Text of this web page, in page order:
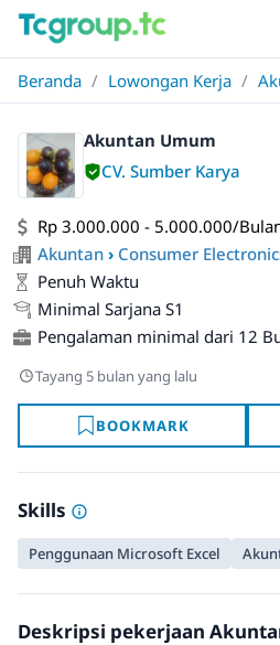
Beranda / Lowongan Kerja /
Akuntan Umum
CV. Sumber Karya
Rp 3.000.000 - 5.000.000/
Akuntan › Consumer
Penuh Waktu
Minimal Sarjana S1
Pengalaman minimal dari 12
Tayang 5 bulan yang lalu
BOOKMARK
Skills
Penggunaan Microsoft Excel
Deskripsi pekerjaan